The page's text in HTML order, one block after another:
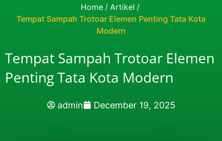
Home / Artikel /
Tempat Sampah Trotoar Elemen Penting Tata Kota
Modern
Tempat Sampah Trotoar Elemen
Penting Tata Kota Modern
admin December 19, 2025